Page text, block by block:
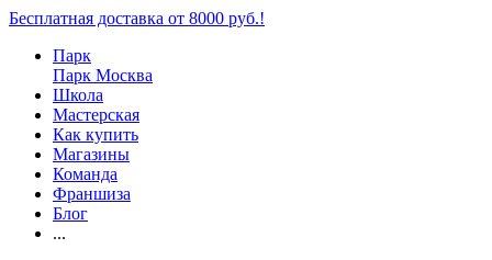
Бесплатная доставка от 8000 руб.!
Парк
Парк Москва
Школа
Мастерская
Как купить
Магазины
Команда
Франшиза
Блог
...